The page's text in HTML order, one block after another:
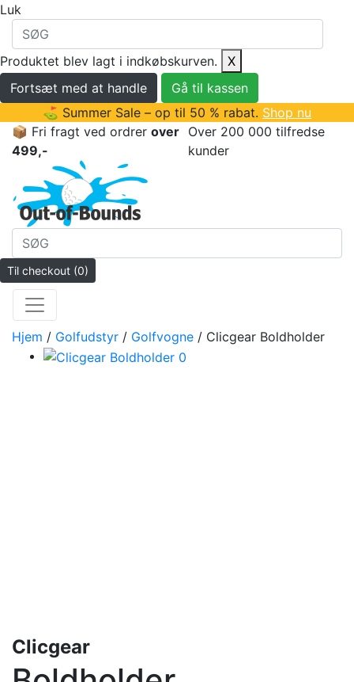
Luk
Produktet blev lagt i indkøbskurven.
X
Fortsæt med at handle
Gå til kassen
⛳ Summer Sale – op til 50 % rabat. Shop nu
📦 Fri fragt ved ordrer over
499,-
Over 200 000 tilfredse
kunder
Til checkout (0)
Hjem / Golfudstyr / Golfvogne / Clicgear Boldholder
Clicgear